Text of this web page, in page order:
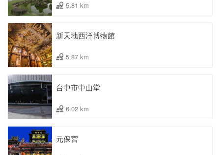
5.81 km
新天地西洋博物館
5.87 km
台中市中山堂
6.02 km
元保宮